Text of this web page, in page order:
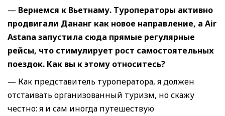
— Вернемся к Вьетнаму. Туроператоры активно
продвигали Дананг как новое направление, а Air
Astana запустила сюда прямые регулярные
рейсы, что стимулирует рост самостоятельных
поездок. Как вы к этому относитесь?
— Как представитель туроператора, я должен
отстаивать организованный туризм, но скажу
честно: я и сам иногда путешествую